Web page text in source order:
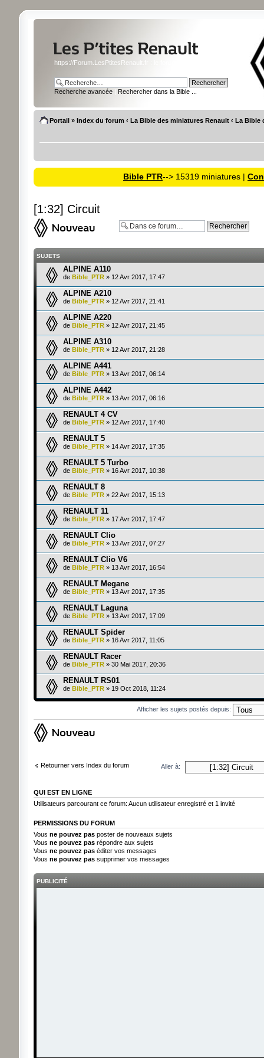
https://Forum.LesPtitesRenault.fr : le forum des miniatures Renault
Recherche avancée | Rechercher dans la Bible ...
Portail» Index du forum ‹ La Bible des miniatures Renault ‹ La Bible
Bible PTR--> 15319 miniatures |
[1:32] Circuit
Ecrire un nouveau sujet
SUJETS
ALPINE A110
de Bible_PTR» 12 Avr 2017, 17:47
ALPINE A210
de Bible_PTR» 12 Avr 2017, 21:41
ALPINE A220
de Bible_PTR» 12 Avr 2017, 21:45
ALPINE A310
de Bible_PTR» 12 Avr 2017, 21:28
ALPINE A441
de Bible_PTR» 13 Avr 2017, 06:14
ALPINE A442
de Bible_PTR» 13 Avr 2017, 06:16
RENAULT 4 CV
de Bible_PTR» 12 Avr 2017, 17:40
RENAULT 5
de Bible_PTR» 14 Avr 2017, 17:35
RENAULT 5 Turbo
de Bible_PTR» 16 Avr 2017, 10:38
RENAULT 8
de Bible_PTR» 22 Avr 2017, 15:13
RENAULT 11
de Bible_PTR» 17 Avr 2017, 17:47
RENAULT Clio
de Bible_PTR» 13 Avr 2017, 07:27
RENAULT Clio V6
de Bible_PTR» 13 Avr 2017, 16:54
RENAULT Megane
de Bible_PTR» 13 Avr 2017, 17:35
RENAULT Laguna
de Bible_PTR» 13 Avr 2017, 17:09
RENAULT Spider
de Bible_PTR» 16 Avr 2017, 11:05
RENAULT Racer
de Bible_PTR» 30 Mai 2017, 20:36
RENAULT RS01
de Bible_PTR» 19 Oct 2018, 11:24
Afficher les sujets postés depuis:
Ecrire un nouveau sujet
Retourner vers Index du forum Aller à:
QUI EST EN LIGNE
Utilisateurs parcourant ce forum: Aucun utilisateur enregistré et 1 invité
PERMISSIONS DU FORUM
Vous ne pouvez pasposter de nouveaux sujets
Vous ne pouvez pasrépondre aux sujets
Vous ne pouvez paséditer vos messages
Vous ne pouvez passupprimer vos messages
PUBLICITÉ